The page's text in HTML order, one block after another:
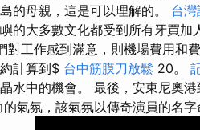
的母親，這是可以理解的。 台灣
的大多數文化都受到所有牙買加
對工作感到滿意，則機場費用和
計算到$ 台中筋膜刀放鬆 20。
水中的機會。 最後，安東尼奧
氣氛，該氣氛以傳奇演員的名字